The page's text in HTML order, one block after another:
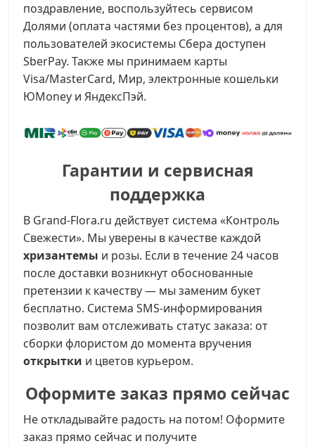
поздравление, воспользуйтесь сервисом
Долями (оплата частями без процентов), а для
пользователей экосистемы Сбера доступен
SberPay. Также мы принимаем карты
Visa/MasterCard, Мир, электронные кошельки
ЮMoney и ЯндексПэй.
Гарантии и сервисная
поддержка
В Grand-Flora.ru действует система «Контроль
Свежести». Мы уверены в качестве каждой
хризантемы и розы. Если в течение 24 часов
после доставки возникнут обоснованные
претензии к качеству — мы заменим букет
бесплатно. Система SMS-информирования
позволит вам отслеживать статус заказа: от
сборки флористом до момента вручения
открытки и цветов курьером.
Оформите заказ прямо сейчас
Не откладывайте радость на потом! Оформите
заказ прямо сейчас и получите